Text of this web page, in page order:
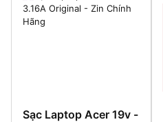
Sạc Laptop Acer 19v -